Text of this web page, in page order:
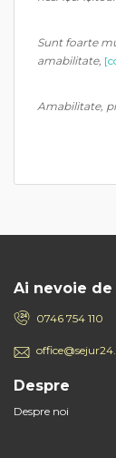
Sunt foarte
amabilitate,
Amabilitate,
Ai nevoie de
0746 754 110
Despre
Despre noi